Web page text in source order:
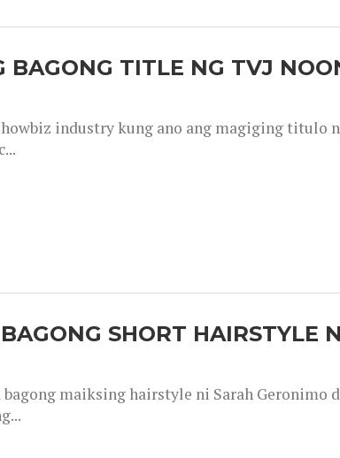
BAGONG TITLE NG TVJ
industry kung ano ang magiging titulo
SHORT HAIRSTYLE
maiksing hairstyle ni Sarah Geronimo